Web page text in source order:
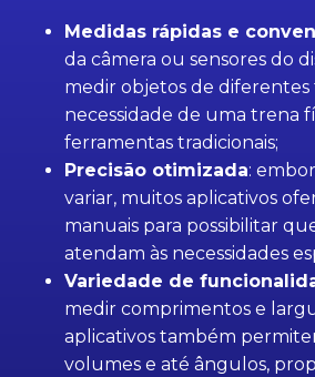
Medidas rápidas e
da câmera ou sensores do
medir objetos de diferentes
necessidade de uma trena
ferramentas tradicionais;
Precisão otimizada:
variar, muitos aplicativos
manuais para possibilitar
atendam às necessidades
Variedade de
medir comprimentos e
aplicativos também
volumes e até ângulos,